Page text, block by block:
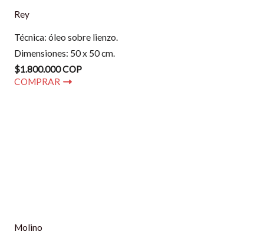
Rey
Técnica: óleo sobre lienzo.
Dimensiones: 50 x 50 cm.
$1.800.000 COP
COMPRAR
Molino